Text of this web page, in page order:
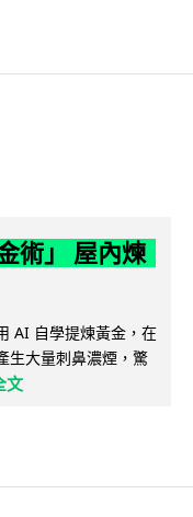
術」 屋內煉
AI 自學提煉黃金，在
生大量刺鼻濃煙，驚
文